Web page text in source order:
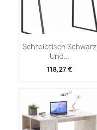
Schreibtisch Schwarz
Und...
118,27 €